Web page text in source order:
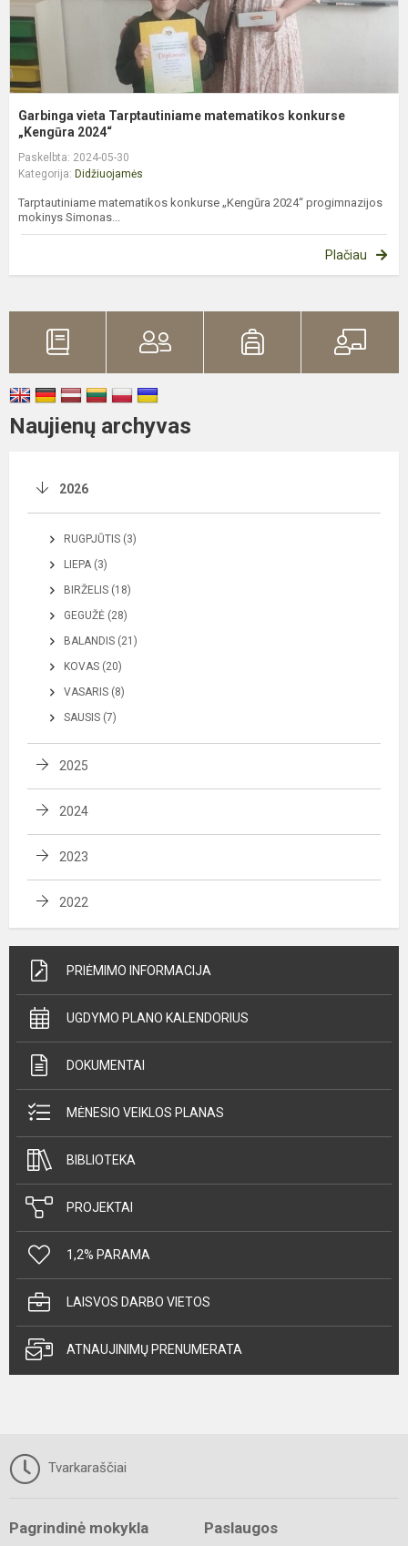
Garbinga vieta Tarptautiniame matematikos konkurse
„Kengūra 2024“
Paskelbta: 2024-05-30
Kategorija: Didžiuojamės
Tarptautiniame matematikos konkurse „Kengūra 2024“ progimnazijos
mokinys Simonas...
Plačiau
Naujienų archyvas
2026
RUGPJŪTIS (3)
LIEPA (3)
BIRŽELIS (18)
GEGUŽĖ (28)
BALANDIS (21)
KOVAS (20)
VASARIS (8)
SAUSIS (7)
2025
2024
2023
2022
PRIĖMIMO INFORMACIJA
UGDYMO PLANO KALENDORIUS
DOKUMENTAI
MĖNESIO VEIKLOS PLANAS
BIBLIOTEKA
PROJEKTAI
1,2% PARAMA
LAISVOS DARBO VIETOS
ATNAUJINIMŲ PRENUMERATA
Tvarkaraščiai
Pagrindinė mokykla Paslaugos